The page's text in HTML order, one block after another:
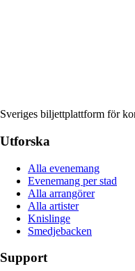
Sveriges biljettplattform för
Utforska
Alla evenemang
Evenemang per stad
Alla arrangörer
Alla artister
Knislinge
Smedjebacken
Support